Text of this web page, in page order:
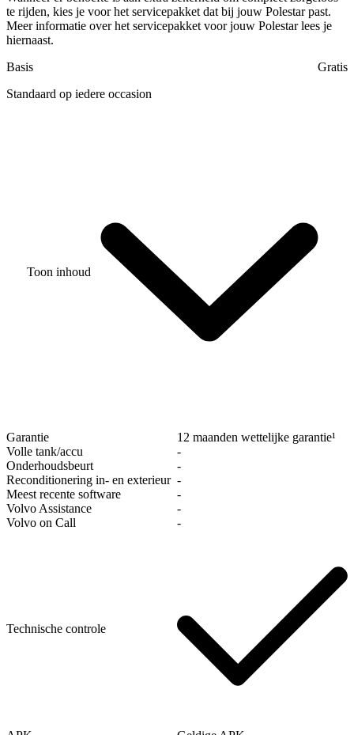
te rijden, kies je voor het servicepakket dat bij jouw Polestar past.
Meer informatie over het servicepakket voor jouw Polestar lees je
hiernaast.
Basis
Gratis
Standaard op iedere occasion
Toon inhoud
Garantie
12 maanden wettelijke garantie¹
Volle tank/accu
‐
Onderhoudsbeurt
‐
Reconditionering in- en exterieur ‐
Meest recente software
‐
Volvo Assistance
‐
Volvo on Call
‐
Technische controle